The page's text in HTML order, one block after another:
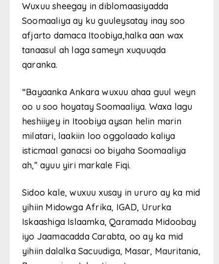
Wuxuu sheegay in diblomaasiyadda
Soomaaliya ay ku guuleysatay inay soo
afjarto damaca Itoobiya,halka aan wax
tanaasul ah laga sameyn xuquuqda
qaranka.
“Bayaanka Ankara wuxuu ahaa guul weyn
oo u soo hoyatay Soomaaliya. Waxa lagu
heshiiyey in Itoobiya aysan helin marin
milatari, laakiin loo oggolaado kaliya
isticmaal ganacsi oo biyaha Soomaaliya
ah,” ayuu yiri markale Fiqi.
Sidoo kale, wuxuu xusay in ururo ay ka mid
yihiin Midowga Afrika, IGAD, Ururka
Iskaashiga Islaamka, Qaramada Midoobay
iyo Jaamacadda Carabta, oo ay ka mid
yihiin dalalka Sacuudiga, Masar, Mauritania,